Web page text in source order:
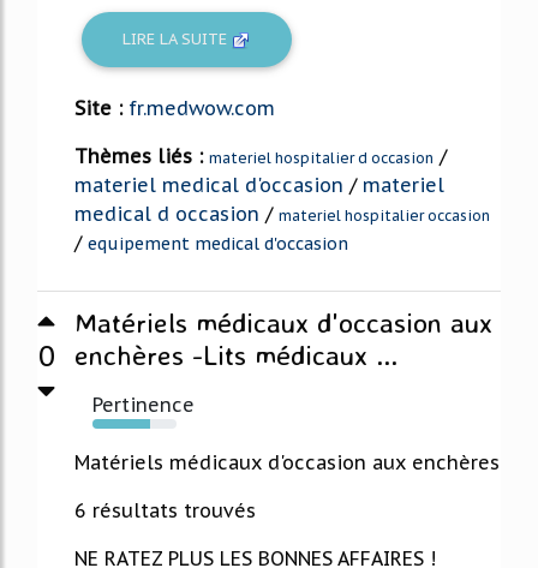
LIRE LA SUITE
Site : fr.medwow.com
Thèmes liés : materiel hospitalier d occasion /
materiel medical d'occasion / materiel
medical d occasion / materiel hospitalier occasion
/ equipement medical d'occasion
0
Matériels médicaux d'occasion aux
enchères -Lits médicaux ...
Pertinence
68%
Matériels médicaux d'occasion aux enchères
6 résultats trouvés
NE RATEZ PLUS LES BONNES AFFAIRES !